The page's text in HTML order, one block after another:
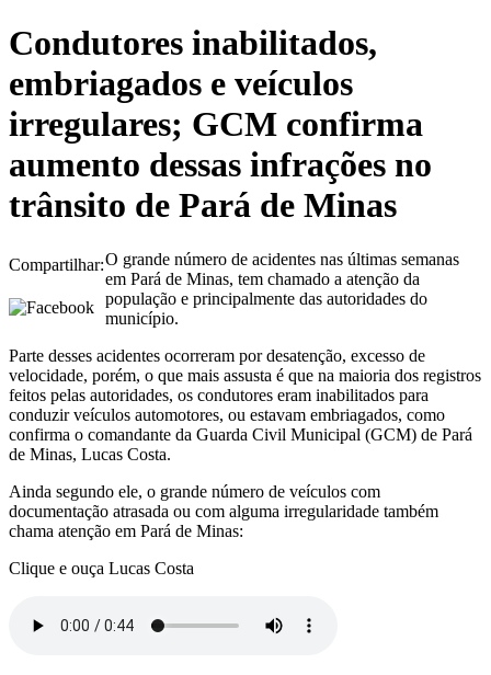
Condutores inabilitados,
embriagados e veículos
irregulares; GCM confirma
aumento dessas infrações no
trânsito de Pará de Minas
Compartilhar:O grande número de acidentes nas últimas semanas
em Pará de Minas, tem chamado a atenção da
população e principalmente das autoridades do
município.
Parte desses acidentes ocorreram por desatenção, excesso de
velocidade, porém, o que mais assusta é que na maioria dos registros
feitos pelas autoridades, os condutores eram inabilitados para
conduzir veículos automotores, ou estavam embriagados, como
confirma o comandante da Guarda Civil Municipal (GCM) de Pará
de Minas, Lucas Costa.
Ainda segundo ele, o grande número de veículos com
documentação atrasada ou com alguma irregularidade também
chama atenção em Pará de Minas:
Clique e ouça Lucas Costa